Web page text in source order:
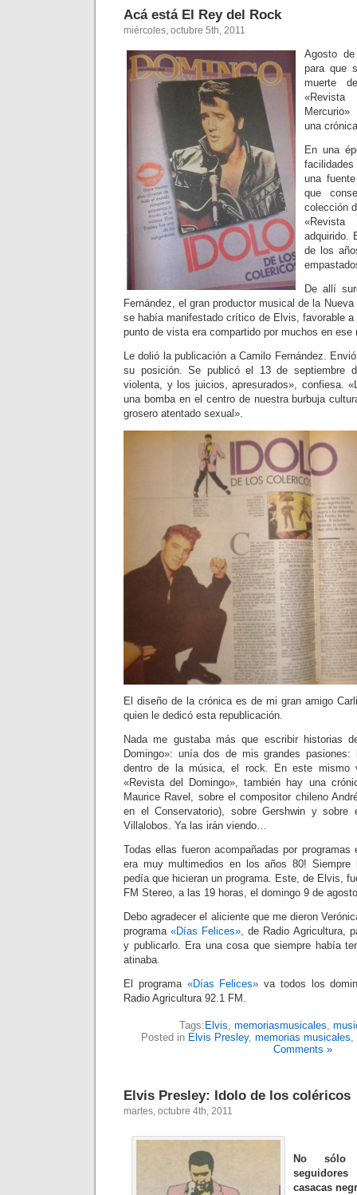
Acá está El Rey del Rock
miércoles, octubre 5th, 2011
Agosto
para que
muerte
una
En una
una
que
colección
adquirido.
de los
De allí
Fernández, el gran productor musical de la
se había manifestado crítico de Elvis, favorable
punto de vista era compartido por muchos en ese
Le dolió la publicación a Camilo Fernández.
su posición. Se publicó el 13 de septiembre
violenta, y los juicios, apresurados», confiesa.
una bomba en el centro de nuestra burbuja
grosero atentado sexual».
El diseño de la crónica es de mi gran amigo
quien le dedicó esta republicación.
Nada me gustaba más que escribir historias
Domingo»: unía dos de mis grandes
dentro de la música, el rock. En este mismo
«Revista del Domingo», también hay una
Maurice Ravel, sobre el compositor chileno
en el Conservatorio), sobre Gershwin y sobre
Villalobos. Ya las irán viendo…
Todas ellas fueron acompañadas por programas
era muy multimedios en los años 80!
pedía que hicieran un programa. Este, de Elvis,
FM Stereo, a las 19 horas, el domingo 9 de
Debo agradecer el aliciente que me dieron
programa«Días Felices», de Radio Agricultura,
y publicarlo. Era una cosa que siempre había
atinaba.
El programa «Días Felices» va todos los
Radio Agricultura 92.1 FM.
Tags: Elvis, memoriasmusicales,
Posted in Elvis Presley, memorias musicales,
Comments »
Elvis Presley: Idolo de los coléricos
martes, octubre 4th, 2011
No sólo
casacas